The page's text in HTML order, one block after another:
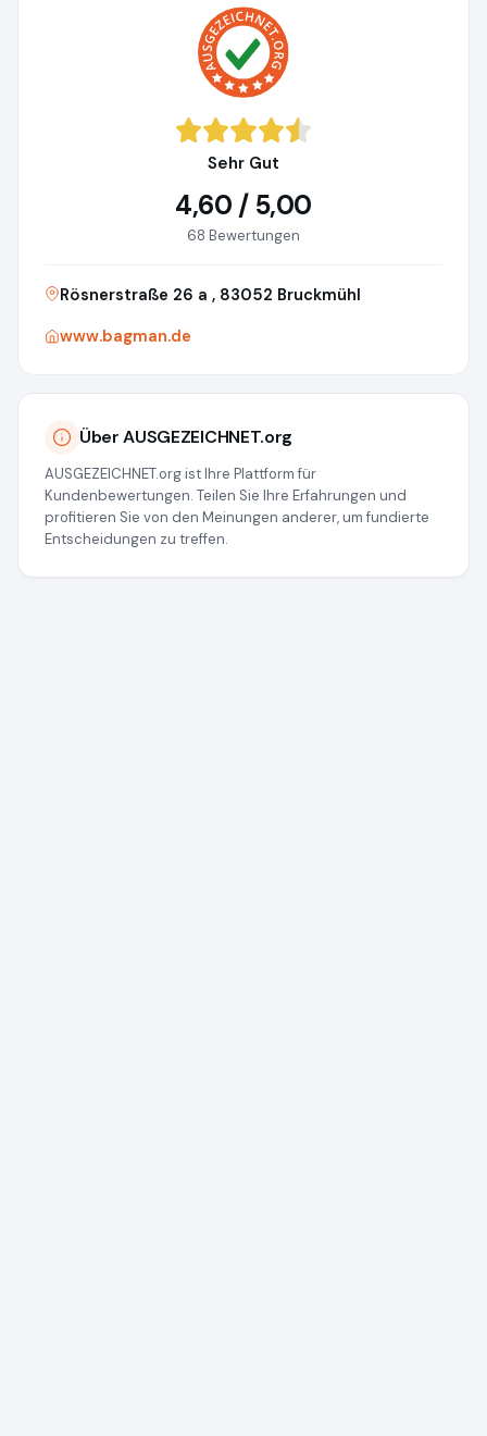
Sehr Gut
4,60 / 5,00
68 Bewertungen
Rösnerstraße 26 a , 83052 Bruckmühl
www.bagman.de
Über AUSGEZEICHNET.org
AUSGEZEICHNET.org ist Ihre Plattform für
Kundenbewertungen. Teilen Sie Ihre Erfahrungen und
profitieren Sie von den Meinungen anderer, um fundierte
Entscheidungen zu treffen.